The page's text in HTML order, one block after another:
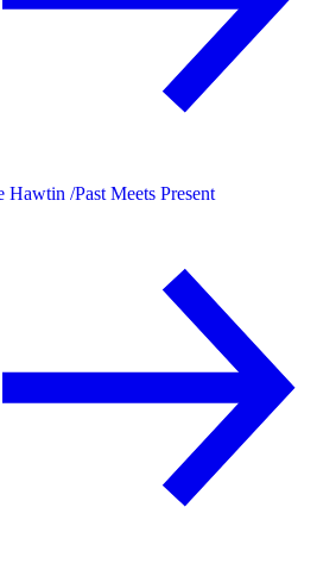
Hawtin /Past Meets Present